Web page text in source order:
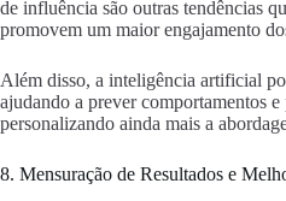
de influência são outras tendências
promovem um maior engajamento
Além disso, a inteligência artificial
ajudando a prever comportamentos e
personalizando ainda mais a
8. Mensuração de Resultados e